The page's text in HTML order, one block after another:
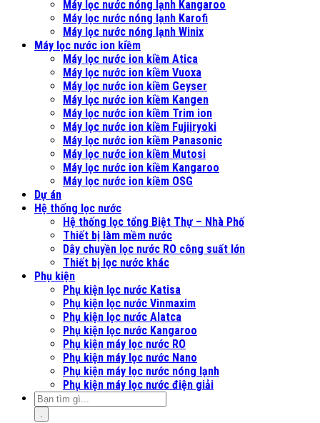
Máy lọc nước nóng lạnh Kangaroo
Máy lọc nước nóng lạnh Karofi
Máy lọc nước nóng lạnh Winix
Máy lọc nước ion kiềm
Máy lọc nước ion kiềm Atica
Máy lọc nước ion kiềm Vuoxa
Máy lọc nước ion kiềm Geyser
Máy lọc nước ion kiềm Kangen
Máy lọc nước ion kiềm Trim ion
Máy lọc nước ion kiềm Fujiiryoki
Máy lọc nước ion kiềm Panasonic
Máy lọc nước ion kiềm Mutosi
Máy lọc nước ion kiềm Kangaroo
Máy lọc nước ion kiềm OSG
Dự án
Hệ thống lọc nước
Hệ thống lọc tổng Biệt Thự – Nhà Phố
Thiết bị làm mềm nước
Dây chuyền lọc nước RO công suất lớn
Thiết bị lọc nước khác
Phụ kiện
Phụ kiện lọc nước Katisa
Phụ kiện lọc nước Vinmaxim
Phụ kiện lọc nước Alatca
Phụ kiện lọc nước Kangaroo
Phụ kiện máy lọc nước RO
Phụ kiện máy lọc nước Nano
Phụ kiện máy lọc nước nóng lạnh
Phụ kiện máy lọc nước điện giải